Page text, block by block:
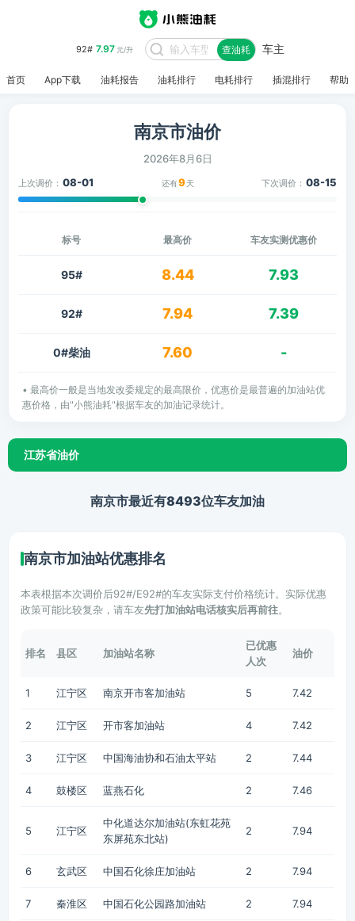
92# 7.97元/升 查油耗 车主
首页 App下载 油耗报告 油耗排行 电耗排行 插混排行 帮助
南京市油价
2026年8月6日
上次调价： 08-01 还有9 天 下次调价： 08-15
标号 最高价 车友实测优惠价
95# 8.44 7.93
92# 7.94 7.39
0#柴油 7.60 -
• 最高价一般是当地发改委规定的最高限价，优惠价是最普遍的加油站优
惠价格，由"小熊油耗"根据车友的加油记录统计。
江苏省油价
南京市最近有8493位车友加油
南京市加油站优惠排名
本表根据本次调价后92#/E92#的车友实际支付价格统计。实际优惠
政策可能比较复杂，请车友先打加油站电话核实后再前往。
排名 县区 加油站名称
已优惠
人次
油价
1 江宁区 南京开市客加油站 5 7.42
2 江宁区 开市客加油站 4 7.42
3 江宁区 中国海油协和石油太平站 2 7.44
4 鼓楼区 蓝燕石化 2 7.46
5 江宁区
中化道达尔加油站(东虹花苑
东屏苑东北站)
2 7.94
6 玄武区 中国石化徐庄加油站 2 7.94
7 秦淮区 中国石化公园路加油站 2 7.94